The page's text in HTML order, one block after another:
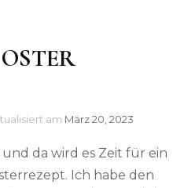
am März 20, 2023
da wird es Zeit für ein
Ich habe den